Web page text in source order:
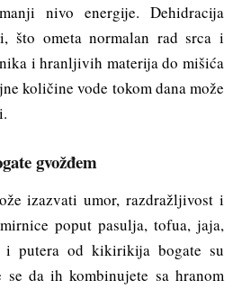
nivo energije. Dehidracija
što ometa normalan rad srca i
i hranljivih materija do mišića
količine vode tokom dana može
gvožđem
izazvati umor, razdražljivost i
poput pasulja, tofua, jaja,
i putera od kikirikija bogate su
se da ih kombinujete sa hranom